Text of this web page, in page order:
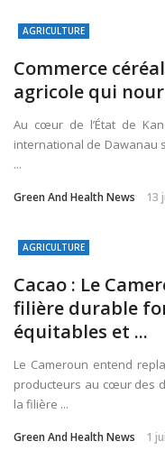
AGRICULTURE
Commerce
agricole qui
Au cœur de l’État de
international de Dawanau
...
Green And Health News 13
AGRICULTURE
Cacao : Le
filière durable
équitables et ...
Le Cameroun entend
producteurs au cœur des
la filière ...
Green And Health News 1